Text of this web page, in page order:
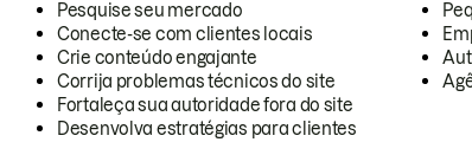
Pesquise seu mercado
Conecte-se com clientes locais
Crie conteúdo engajante
Corrija problemas técnicos do site
Fortaleça sua autoridade fora do site
Desenvolva estratégias para clientes